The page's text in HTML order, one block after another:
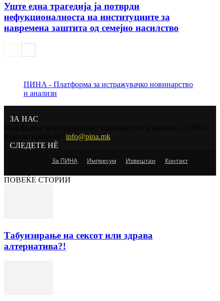
Уште една трагедија ја потврди
нефукционалноста на институциите за
навремена заштита од семејно насилство
ПИНА - Платформа за истражувачко новинарство
и анализи
ЗА НАС
info@pina.mk
СЛЕДЕТЕ НЀ
За ПИНА
Импресум Извештаи Контакт
ПОВЕЌЕ СТОРИИ
Табуизирање на сексот или здрава
алтернатива?!